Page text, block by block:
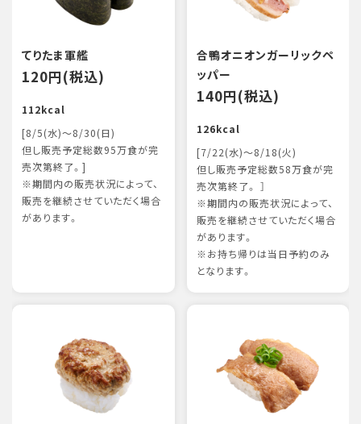
てりたま軍艦
120円(税込)
112kcal
[8/5(水)～8/30(日)
但し販売予定総数95万食が完
売次第終了。]
※期間内の販売状況によって、
販売を継続させていただく場合
があります。
合鴨オニオンガーリックペ
ッパー
140円(税込)
126kcal
[7/22(水)～8/18(火)
但し販売予定総数58万食が完
売次第終了。 ］
※期間内の販売状況によって、
販売を継続させていただく場合
があります。
※お持ち帰りは当日予約のみ
となります。